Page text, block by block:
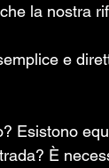
la nostra
e
Esistono
È